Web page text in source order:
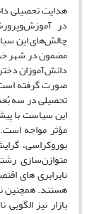
هدایت تحصیلی
در
چالش‌های این
دانش‌آموزان
صورت گرفته
تحصیلی در سه
این سیاست با
مؤثر مواجه
بوروکراسی،
متوازن‌سازی
نابرابری های
هستند. همچنین
بازار نیز